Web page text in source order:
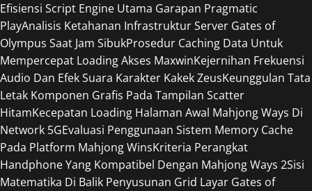
Efisiensi Script Engine Utama Garapan Pragmatic
PlayAnalisis Ketahanan Infrastruktur Server Gates of
Olympus Saat Jam SibukProsedur Caching Data Untuk
Mempercepat Loading Akses MaxwinKejernihan Frekuensi
Audio Dan Efek Suara Karakter Kakek ZeusKeunggulan Tata
Letak Komponen Grafis Pada Tampilan Scatter
HitamKecepatan Loading Halaman Awal Mahjong Ways Di
Network 5GEvaluasi Penggunaan Sistem Memory Cache
Pada Platform Mahjong WinsKriteria Perangkat
Handphone Yang Kompatibel Dengan Mahjong Ways 2Sisi
Matematika Di Balik Penyusunan Grid Layar Gates of